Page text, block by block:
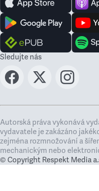
Sledujte nás
Autorská práva vykonává
vydavatele je zakázáno
zejména rozmnožování a
mechanickým nebo
© Copyright Respekt Media